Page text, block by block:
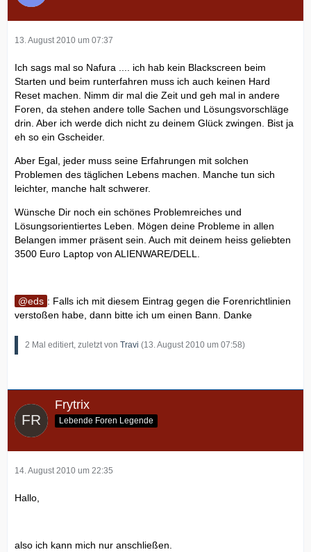
13. August 2010 um 07:37
Ich sags mal so Nafura .... ich hab kein Blackscreen beim
Starten und beim runterfahren muss ich auch keinen Hard
Reset machen. Nimm dir mal die Zeit und geh mal in andere
Foren, da stehen andere tolle Sachen und Lösungsvorschläge
drin. Aber ich werde dich nicht zu deinem Glück zwingen. Bist ja
eh so ein Gscheider.
Aber Egal, jeder muss seine Erfahrungen mit solchen
Problemen des täglichen Lebens machen. Manche tun sich
leichter, manche halt schwerer.
Wünsche Dir noch ein schönes Problemreiches und
Lösungsorientiertes Leben. Mögen deine Probleme in allen
Belangen immer präsent sein. Auch mit deinem heiss geliebten
3500 Euro Laptop von ALIENWARE/DELL.
eds : Falls ich mit diesem Eintrag gegen die Forenrichtlinien
verstoßen habe, dann bitte ich um einen Bann. Danke
2 Mal editiert, zuletzt von Travi (13. August 2010 um 07:58)
Frytrix
Lebende Foren Legende
14. August 2010 um 22:35
Hallo,
also ich kann mich nur anschließen.